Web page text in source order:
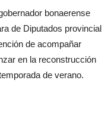
bonaerense
de Diputados provincial
de acompañar
en la reconstrucción
de verano.